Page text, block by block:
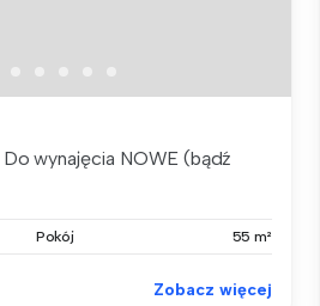
wynajęcia NOWE (bądź
Pokój 55 m²
Zobacz więcej